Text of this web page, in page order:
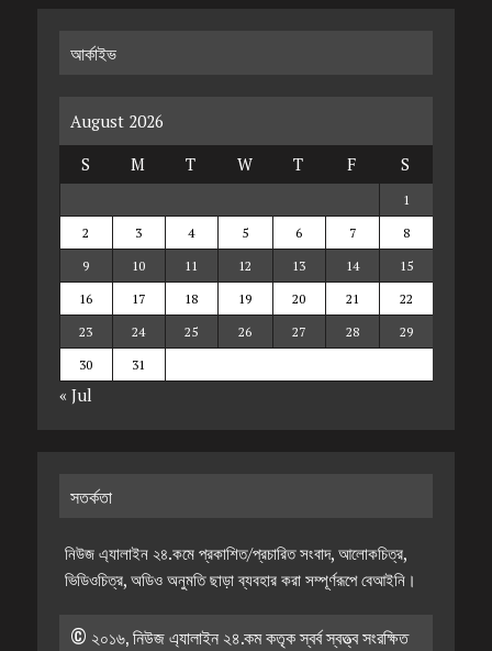
আর্কাইভ
August 2026
S
M T W T F S
1
2
3 4 5 6 7
8
9
10 11 12 13 14
15
16
17 18 19 20 21
22
23
24 25 26 27 28
29
30
31
« Jul
সতর্কতা
নিউজ এ্যালাইন ২৪.কমে প্রকাশিত/প্রচারিত সংবাদ, আলোকচিত্র,
ভিডিওচিত্র, অডিও অনুমতি ছাড়া ব্যবহার করা সম্পূর্ণরূপে বেআইনি।
© ২০১৬, নিউজ এ্যালাইন ২৪.কম কতৃক স্বর্ব স্বত্ত্ব সংরক্ষিত